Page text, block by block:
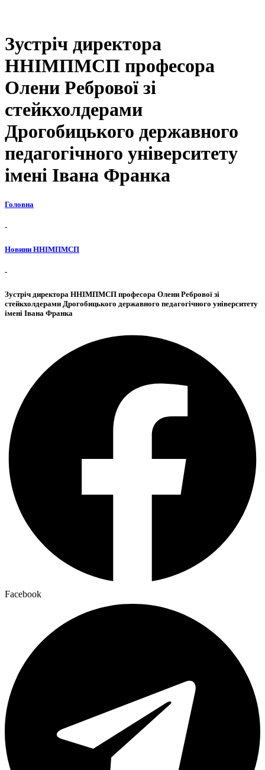
Зустріч директора
ННІМПМСП професора
Олени Ребрової зі
стейкхолдерами
Дрогобицького державного
педагогічного університету
імені Івана Франка
Головна
-
Новини ННІМПМСП
-
Зустріч директора ННІМПМСП професора Олени Ребрової зі
стейкхолдерами Дрогобицького державного педагогічного університету
імені Івана Франка
Facebook